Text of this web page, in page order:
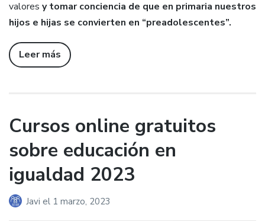
valores y tomar conciencia de que en primaria nuestros
hijos e hijas se convierten en “preadolescentes”.
Leer más
Cursos online gratuitos
sobre educación en
igualdad 2023
Javi el 1 marzo, 2023